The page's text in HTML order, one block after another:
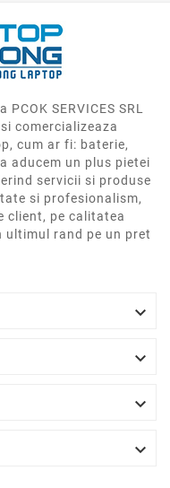
SERVICES SRL
comercializeaza
cum ar fi: baterie,
aducem un plus pietei
servicii si produse
si profesionalism,
client, pe calitatea
rand pe un pret



